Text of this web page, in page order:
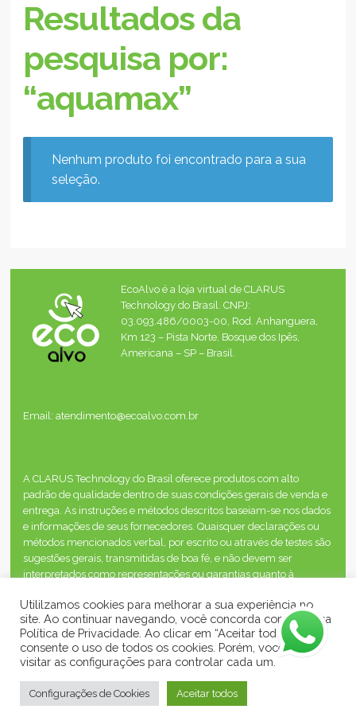
Resultados da
pesquisa por:
“aquamax”
Nenhum produto foi encontrado para a sua
seleção.
EcoAlvo é a loja virtual de CLARUS
Technology do Brasil. CNPJ:
03.093.486/0003-00, Rod. Anhanguera,
Km 123 – Pista Norte, Bosque dos Ipês,
Americana – SP – Brasil.
Email: atendimento@ecoalvo.com.br
A CLARUS Technology do Brasil oferece produtos com alto
padrão de qualidade dentro de suas condições gerais de venda e
entrega. As instruções e métodos descritos baseiam-se nos dados
e informações de seus fornecedores. Quaisquer declarações ou
métodos mencionados verbal, por escrito ou através de testes são
sugestões gerais, transmitidas de boa fé, e não devem ser
interpretados como representações ou garantias quanto à
direitos de propriedade de terceiros estão envolvidos.
© 2026 - EcoAlvo - A Loja Virtual Ecológico e
Sustentável
0
Utililzamos cookies para melhorar a sua experiência no
site. Ao continuar navegando, você concorda com a nossa
Política de Privacidade. Ao clicar em “Aceitar todos”, você
consente o uso de todos os cookies. Porém, você pode
visitar as configurações para controlar cada um.
Configurações de Cookies Aceitar todos